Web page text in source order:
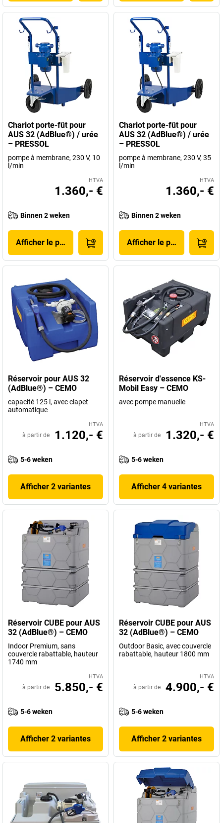
Chariot porte-fût pour
AUS 32 (AdBlue®) / urée
– PRESSOL
pompe à membrane, 230 V, 10
l/min
HTVA
1.360,- €
Binnen 2 weken
Afficher le produit
Chariot porte-fût pour
AUS 32 (AdBlue®) / urée
– PRESSOL
pompe à membrane, 230 V, 35
l/min
HTVA
1.360,- €
Binnen 2 weken
Afficher le produit
Réservoir pour AUS 32
(AdBlue®) – CEMO
capacité 125 l, avec clapet
automatique
HTVA
à partir de 1.120,- €
5-6 weken
Afficher 2 variantes
Réservoir d'essence KS-
Mobil Easy – CEMO
avec pompe manuelle
HTVA
à partir de 1.320,- €
5-6 weken
Afficher 4 variantes
Réservoir CUBE pour AUS
32 (AdBlue®) – CEMO
Indoor Premium, sans
couvercle rabattable, hauteur
1740 mm
HTVA
à partir de 5.850,- €
5-6 weken
Afficher 2 variantes
Réservoir CUBE pour AUS
32 (AdBlue®) – CEMO
Outdoor Basic, avec couvercle
rabattable, hauteur 1800 mm
HTVA
à partir de 4.900,- €
5-6 weken
Afficher 2 variantes